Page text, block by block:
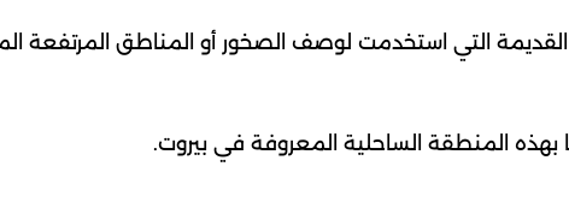
القديمة التي استخدمت لوصف الصخور أو المناطق المرتفعة
بهذه المنطقة الساحلية المعروفة في بيروت.